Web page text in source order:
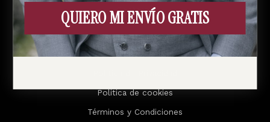
Contacto
Legal
Politica de cookies
Términos y Condiciones
QUIERO MI ENVÍO GRATIS